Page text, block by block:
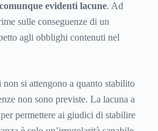
evidenti lacune. Ad
sulle conseguenze di un
agli obblighi contenuti nel
si attengono a quanto stabilito
non sono previste. La lacuna a
permettere ai giudici di stabilire